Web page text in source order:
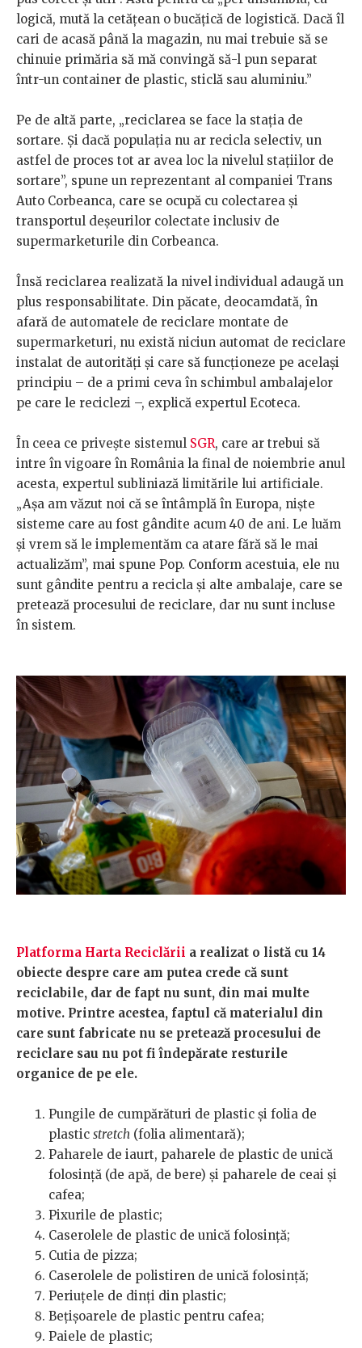
logică, mută la cetățean o bucățică de logistică. Dacă îl
cari de acasă până la magazin, nu mai trebuie să se
chinuie primăria să mă convingă să-l pun separat
într-un container de plastic, sticlă sau aluminiu.”
Pe de altă parte, „reciclarea se face la stația de
sortare. Și dacă populația nu ar recicla selectiv, un
astfel de proces tot ar avea loc la nivelul stațiilor de
sortare”, spune un reprezentant al companiei Trans
Auto Corbeanca, care se ocupă cu colectarea și
transportul deșeurilor colectate inclusiv de
supermarketurile din Corbeanca.
Însă reciclarea realizată la nivel individual adaugă un
plus responsabilitate. Din păcate, deocamdată, în
afară de automatele de reciclare montate de
supermarketuri, nu există niciun automat de reciclare
instalat de autorități și care să funcționeze pe același
principiu – de a primi ceva în schimbul ambalajelor
pe care le reciclezi –, explică expertul Ecoteca.
În ceea ce privește sistemul SGR, care ar trebui să
intre în vigoare în România la final de noiembrie anul
acesta, expertul subliniază limitările lui artificiale.
„Așa am văzut noi că se întâmplă în Europa, niște
sisteme care au fost gândite acum 40 de ani. Le luăm
și vrem să le implementăm ca atare fără să le mai
actualizăm”, mai spune Pop. Conform acestuia, ele nu
sunt gândite pentru a recicla și alte ambalaje, care se
pretează procesului de reciclare, dar nu sunt incluse
în sistem.
Platforma Harta Reciclării a realizat o listă cu 14
obiecte despre care am putea crede că sunt
reciclabile, dar de fapt nu sunt, din mai multe
motive. Printre acestea, faptul că materialul din
care sunt fabricate nu se pretează procesului de
reciclare sau nu pot fi îndepărate resturile
organice de pe ele.
Pungile de cumpărături de plastic și folia de
plastic stretch (folia alimentară);
Paharele de iaurt, paharele de plastic de unică
folosință (de apă, de bere) și paharele de ceai și
cafea;
Pixurile de plastic;
Caserolele de plastic de unică folosință;
Cutia de pizza;
Caserolele de polistiren de unică folosință;
Periuțele de dinți din plastic;
Bețișoarele de plastic pentru cafea;
Paiele de plastic;